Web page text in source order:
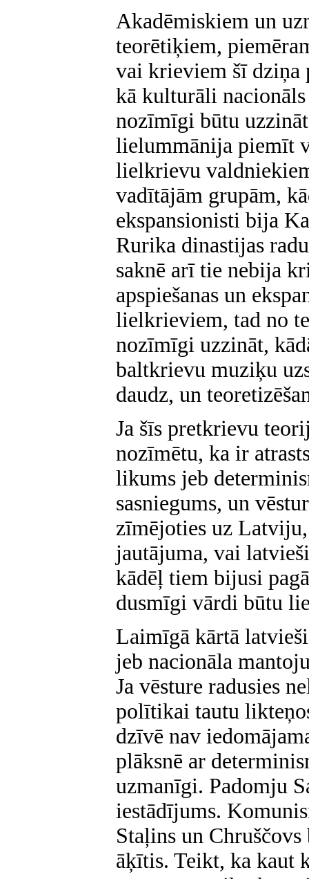
Akadēmiskiem un
teorētiķiem,
vai krieviem šī
kā kulturāli
nozīmīgi būtu
lielummānija piemīt
lielkrievu
vadītājām grupām,
ekspansionisti bija
Rurika dinastijas
saknē arī tie nebija
apspiešanas un
lielkrieviem, tad no
nozīmīgi uzzināt,
baltkrievu muziķu
daudz, un
Ja šīs pretkrievu
nozīmētu, ka ir
likums jeb
sasniegums, un
zīmējoties uz
jautājuma, vai
kādēļ tiem bijusi
dusmīgi vārdi būtu
Laimīgā kārtā
jeb nacionāla
Ja vēsture radusies
polītikai tautu
dzīvē nav
plāksnē ar
uzmanīgi. Padomju
iestādījums.
Staļins un
āķītis. Teikt, ka kaut